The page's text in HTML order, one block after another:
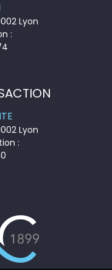
Lyon
:
Lyon
: